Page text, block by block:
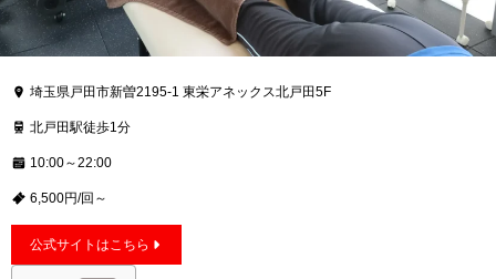
埼玉県戸田市新曽2195-1 東栄アネックス北戸田5F
北戸田駅徒歩1分
10:00～22:00
6,500円/回～
公式サイトはこちら